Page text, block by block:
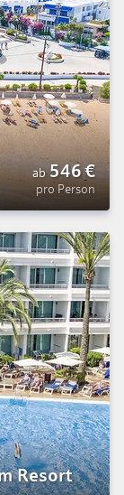
ab 546€
pro Person
Resort